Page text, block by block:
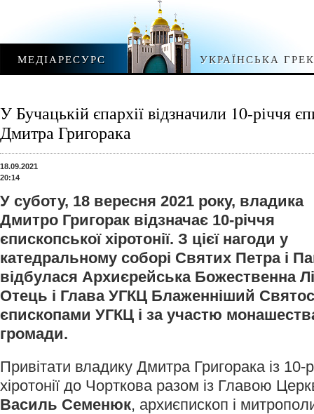
МЕДІАРЕСУРС УКРАЇНСЬКА
У Бучацькій єпархії відзначили 10-річчя
Дмитра Григорака
18.09.2021
20:14
У суботу, 18 вересня 2021 року, владика
Дмитро Григорак відзначає 10-річчя
єпископської хіротонії. З цієї нагоди у
катедральному соборі Святих Петра і
відбулася Архиєрейська Божественна
Отець і Глава УГКЦ Блаженніший
єпископами УГКЦ і за участю
громади.
Привітати владику Дмитра Григорака із 10-
хіротонії до Чорткова разом із Главою
Василь Семенюк, архиєпископ і